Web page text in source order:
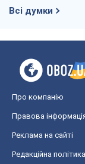
Всі думки
Про компанію
Правова
Реклама на сайті
Редакційна політика